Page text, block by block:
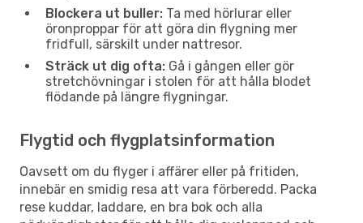
Blockera ut buller: Ta med hörlurar eller
öronproppar för att göra din flygning mer
fridfull, särskilt under nattresor.
Sträck ut dig ofta: Gå i gången eller gör
stretchövningar i stolen för att hålla blodet
flödande på längre flygningar.
Flygtid och flygplatsinformation
Oavsett om du flyger i affärer eller på fritiden,
innebär en smidig resa att vara förberedd. Packa
rese kuddar, laddare, en bra bok och alla